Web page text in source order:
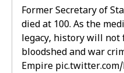
Former Secretary of
died at 100. As the
legacy, history will
bloodshed and war
Empire pic.twitter.com/